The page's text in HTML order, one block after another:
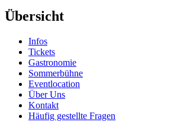
Übersicht
Infos
Tickets
Gastronomie
Sommerbühne
Eventlocation
Über Uns
Kontakt
Häufig gestellte Fragen